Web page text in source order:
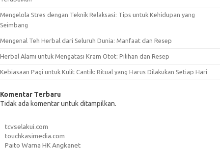
Mengelola Stres dengan Teknik Relaksasi: Tips untuk Kehidupan yang
Seimbang
Mengenal Teh Herbal dari Seluruh Dunia: Manfaat dan Resep
Herbal Alami untuk Mengatasi Kram Otot: Pilihan dan Resep
Kebiasaan Pagi untuk Kulit Cantik: Ritual yang Harus Dilakukan Setiap Hari
Komentar Terbaru
Tidak ada komentar untuk ditampilkan.
tcvselakui.com
touchkasimedia.com
Paito Warna HK Angkanet